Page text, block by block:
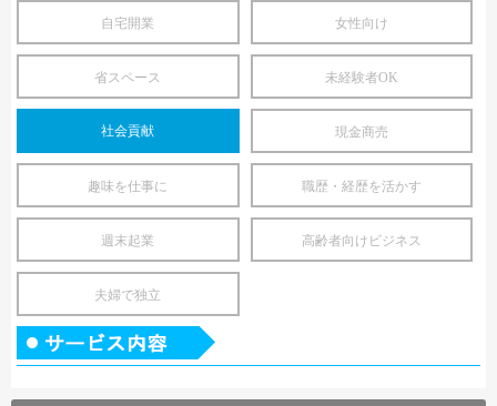
自宅開業 女性向け
省スペース 未経験者OK
社会貢献 現金商売
趣味を仕事に 職歴・経歴を活かす
週末起業 高齢者向けビジネス
夫婦で独立